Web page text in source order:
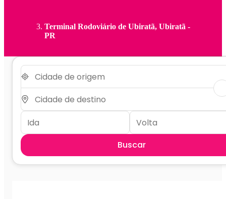
Terminal Rodoviário de Ubiratã, Ubiratã -
PR
Buscar